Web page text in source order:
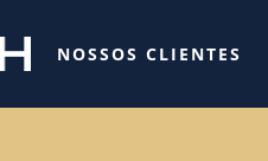
NOSSOS CLIENTES